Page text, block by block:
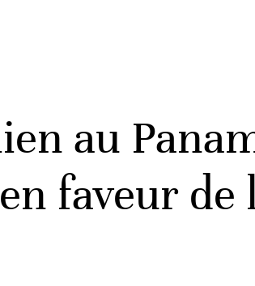
au
faveur de